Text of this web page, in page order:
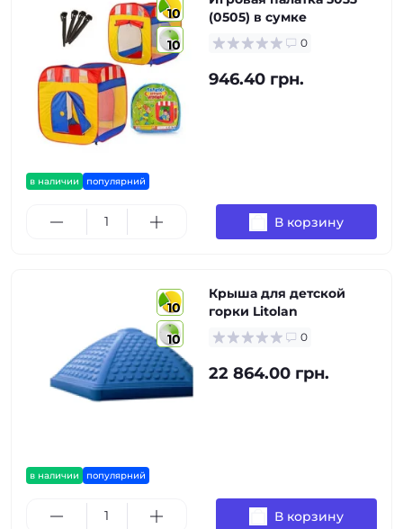
10
10
в наличии популярний
(0505) в сумке
0
946.40 грн.
В корзину
10
10
в наличии популярний
Крыша для детской
горки Litolan
0
22 864.00 грн.
В корзину